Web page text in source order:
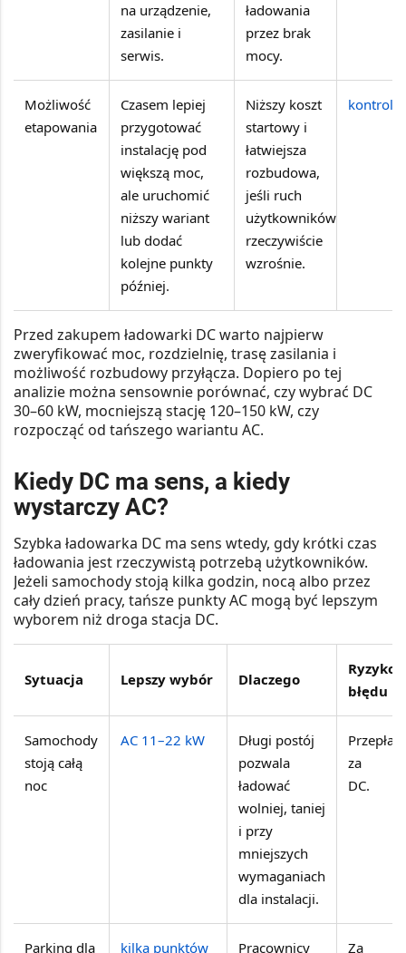
na urządzenie,
zasilanie i
serwis.
ładowania
przez brak
mocy.
Możliwość
etapowania
Czasem lepiej
przygotować
instalację pod
większą moc,
ale uruchomić
niższy wariant
lub dodać
kolejne punkty
później.
Niższy koszt
startowy i
łatwiejsza
rozbudowa,
jeśli ruch
użytkowników
rzeczywiście
wzrośnie.
Przed zakupem ładowarki DC warto najpierw
zweryfikować moc, rozdzielnię, trasę zasilania i
możliwość rozbudowy przyłącza. Dopiero po tej
analizie można sensownie porównać, czy wybrać DC
30–60 kW, mocniejszą stację 120–150 kW, czy
rozpocząć od tańszego wariantu AC.
Kiedy DC ma sens, a kiedy
wystarczy AC?
Szybka ładowarka DC ma sens wtedy, gdy krótki czas
ładowania jest rzeczywistą potrzebą użytkowników.
Jeżeli samochody stoją kilka godzin, nocą albo przez
cały dzień pracy, tańsze punkty AC mogą być lepszym
wyborem niż droga stacja DC.
Sytuacja Lepszy wybór Dlaczego
Ryzyko
błędu
Samochody
stoją całą
noc
AC 11–22 kW
Długi postój
pozwala
ładować
wolniej, taniej
i przy
mniejszych
wymaganiach
dla instalacji.
za
DC.
Parking dla
kilka punktów
Pracownicy
Za